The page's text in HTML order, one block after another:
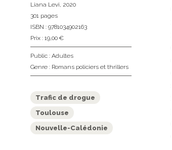
Liana Levi , 2020
301 pages
ISBN : 9781034902163
Prix : 19,00 €
Public : Adultes
Genre : Romans policiers et thrillers
Trafic de drogue
Toulouse
Nouvelle-Calédonie